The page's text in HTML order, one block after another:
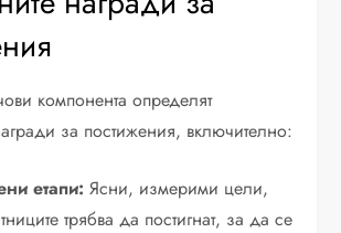
компонента определят
за постижения, включително:
етапи: Ясни, измерими цели,
трябва да постигнат, за да се